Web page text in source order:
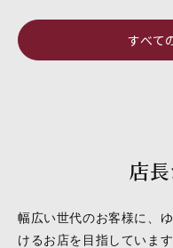
すべて
店
幅広い世代のお客様に、
けるお店を目指していま